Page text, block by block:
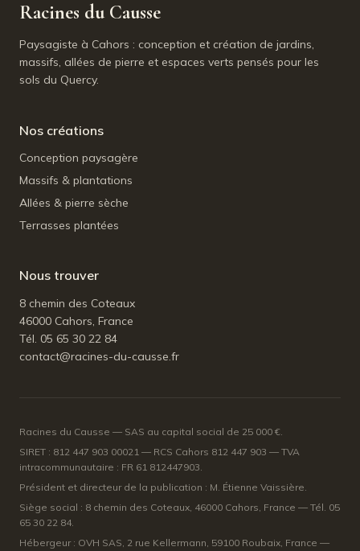
Racines du Causse
Paysagiste à Cahors : conception et création de jardins,
massifs, allées de pierre et espaces verts pensés pour les
sols du Quercy.
Nos créations
Conception paysagère
Massifs & plantations
Allées & pierre sèche
Terrasses plantées
Nous trouver
8 chemin des Coteaux
46000 Cahors, France
Tél. 05 65 30 22 84
contact@racines-du-causse.fr
Racines du Causse — SAS au capital social de 25 000 €.
SIRET : 812 447 903 00021 — RCS Cahors 812 447 903 — TVA
intracommunautaire : FR 61 812447903.
Président et directeur de la publication : M. Étienne Vaissière.
Siège social : 8 chemin des Coteaux, 46000 Cahors, France — Tél. 05
65 30 22 84.
Hébergeur : OVH SAS, 2 rue Kellermann, 59100 Roubaix, France —